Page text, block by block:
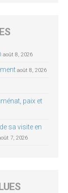
août 8, 2026
août 8, 2026
paix et
sa visite en
7, 2026